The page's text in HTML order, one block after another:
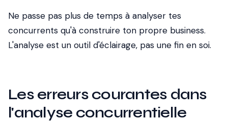
Ne passe pas plus de temps à analyser tes
concurrents qu'à construire ton propre business.
L'analyse est un outil d'éclairage, pas une fin en soi.
Les erreurs courantes dans
l'analyse concurrentielle